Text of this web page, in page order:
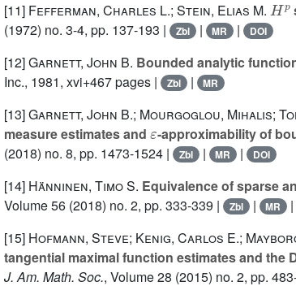
[11] Fefferman, Charles L.; Stein, Elias M.
(1972) no. 3-4, pp. 137-193 |
Zbl | MR | DOI
[12]Garnett, John B. Bounded analytic
Inc., 1981, xvi+467 pages |
Zbl | MR
[13]Garnett, John B.; Mourgoglou, Mihalis;
measure estimates and
ε
-approximability of
(2018) no. 8, pp. 1473-1524 |
Zbl | MR | DOI
[14] Hänninen, Timo S. Equivalence of sparse
Volume 56 (2018) no. 2, pp. 333-339 | Zbl | MR
[15] Hofmann, Steve; Kenig, Carlos E.;
tangential maximal function estimates and
J. Am. Math. Soc., Volume 28 (2015) no. 2, pp.